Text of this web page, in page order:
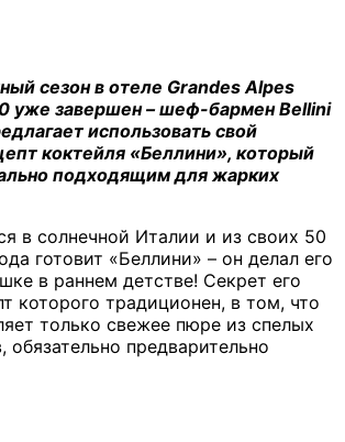
сезон в отеле Grandes Alpes
уже завершен – шеф-бармен Bellini
использовать свой
коктейля «Беллини», который
подходящим для жарких
в солнечной Италии и из своих 50
готовит «Беллини» – он делал его
в раннем детстве! Секрет его
которого традиционен, в том, что
только свежее пюре из спелых
обязательно предварительно